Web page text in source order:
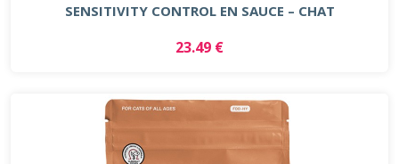
SENSITIVITY CONTROL EN SAUCE – CHAT
23.49 €